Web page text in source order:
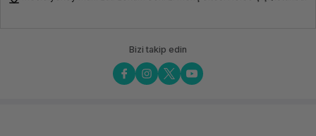
Bizi takip edin